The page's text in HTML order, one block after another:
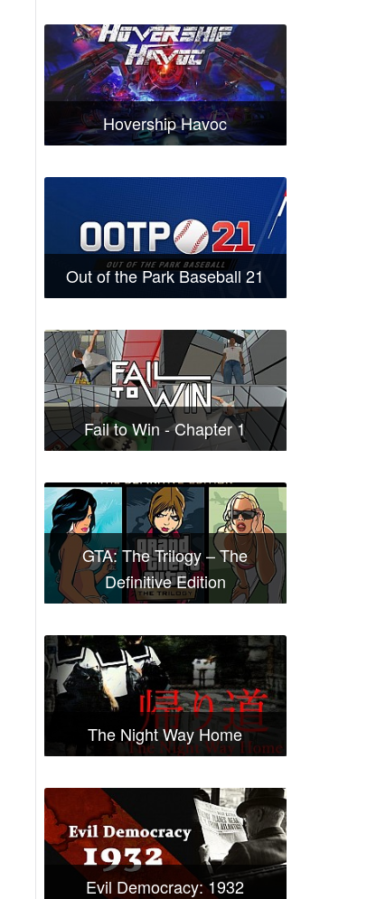
Hovership Havoc
Out of the Park Baseball 21
Fail to Win - Chapter 1
GTA: The Trilogy – The
Definitive Edition
The Night Way Home
Evil Democracy: 1932